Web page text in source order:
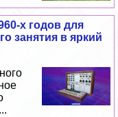
х годов для
занятия в яркий